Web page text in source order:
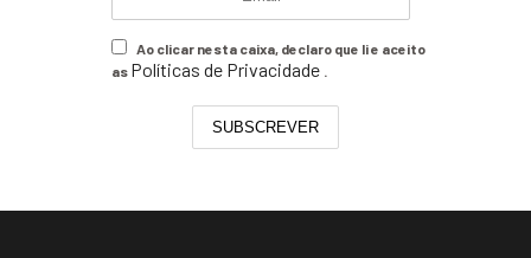
Ao clicar nesta caixa, declaro que li e aceito
as Políticas de Privacidade
SUBSCREVER